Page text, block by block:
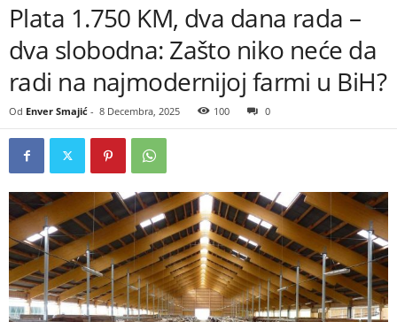
Plata 1.750 KM, dva dana rada –
dva slobodna: Zašto niko neće da
radi na najmodernijoj farmi u BiH?
Od Enver Smajić - 8 Decembra, 2025 100 0